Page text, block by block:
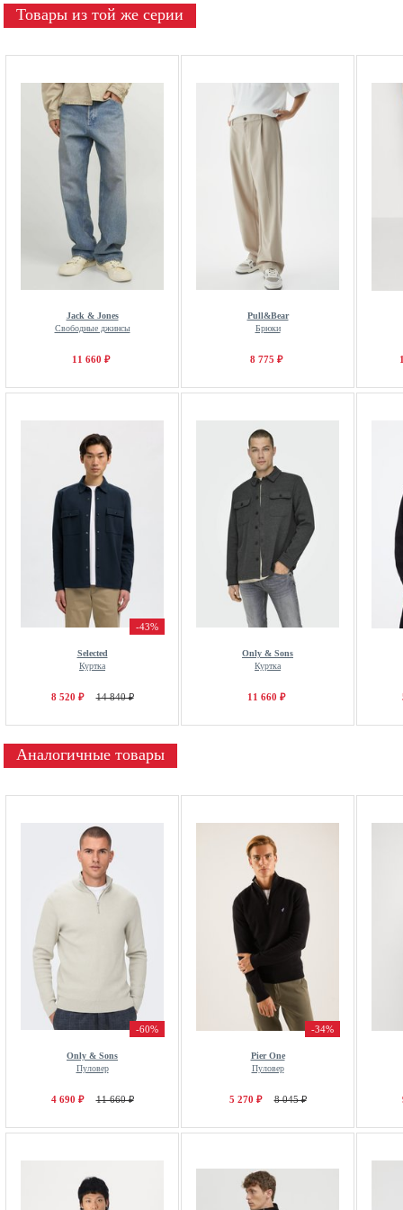
Товары из той же серии
Jack & Jones
Свободные джинсы
11 660 ₽
Pull&Bear
Брюки
8 775 ₽
-43%
Selected
Куртка
8 520 ₽ 14 840 ₽
Only & Sons
Куртка
11 660 ₽
Аналогичные товары
-60%
Only & Sons
Пуловер
4 690 ₽ 11 660 ₽
-34%
Pier One
Пуловер
5 270 ₽ 8 045 ₽